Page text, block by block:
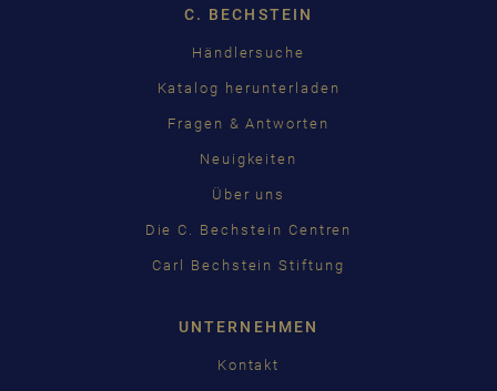
C. BECHSTEIN
Händlersuche
Katalog herunterladen
Fragen & Antworten
Neuigkeiten
Über uns
Die C. Bechstein Centren
Carl Bechstein Stiftung
UNTERNEHMEN
Kontakt